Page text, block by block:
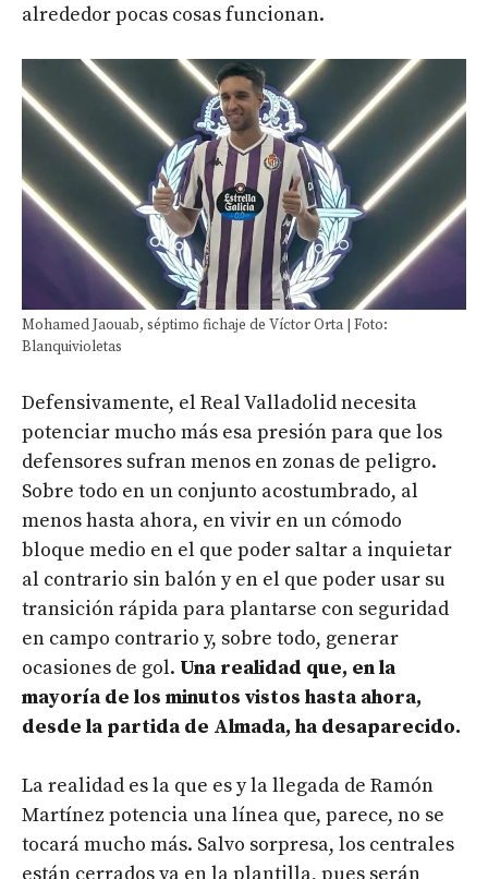
alrededor pocas cosas funcionan.
Mohamed Jaouab, séptimo fichaje de Víctor Orta | Foto:
Blanquivioletas
Defensivamente, el Real Valladolid necesita
potenciar mucho más esa presión para que los
defensores sufran menos en zonas de peligro.
Sobre todo en un conjunto acostumbrado, al
menos hasta ahora, en vivir en un cómodo
bloque medio en el que poder saltar a inquietar
al contrario sin balón y en el que poder usar su
transición rápida para plantarse con seguridad
en campo contrario y, sobre todo, generar
ocasiones de gol. Una realidad que, en la
mayoría de los minutos vistos hasta ahora,
desde la partida de Almada, ha desaparecido.
La realidad es la que es y la llegada de Ramón
Martínez potencia una línea que, parece, no se
tocará mucho más. Salvo sorpresa, los centrales
están cerrados ya en la plantilla, pues serán